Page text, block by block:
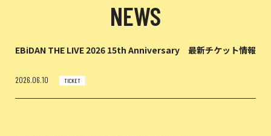
NEWS
EBiDAN THE LIVE 2026 15th Anniversary 最新チケット情報
2026.06.10 TICKET